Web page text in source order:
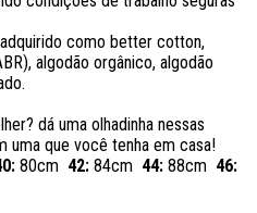
como better cotton,
algodão orgânico, algodão
dá uma olhadinha nessas
uma que você tenha em casa!
80cm 42: 84cm 44: 88cm 46: